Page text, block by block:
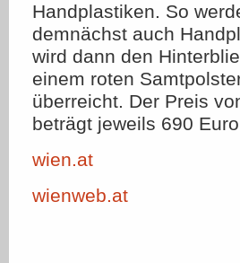
Handplastiken. So
demnächst auch
wird dann den
einem roten
überreicht. Der Preis
beträgt jeweils 690
wien.at
wienweb.at